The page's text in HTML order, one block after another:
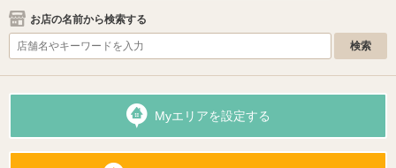
お店の名前から検索する
Myエリアを設定する